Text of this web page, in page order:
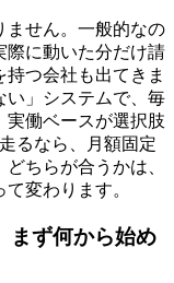
ません。一般的なの
際に動いた分だけ請
つ会社も出てきま
い」システムで、毎
実働ベースが選択肢
るなら、月額固定
ちらが合うかは、
変わります。
まず何から始め